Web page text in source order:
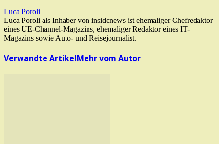
Luca Poroli
Luca Poroli als Inhaber von insidenews ist ehemaliger Chefredaktor
eines UE-Channel-Magazins, ehemaliger Redaktor eines IT-
Magazins sowie Auto- und Reisejournalist.
Verwandte ArtikelMehr vom Autor